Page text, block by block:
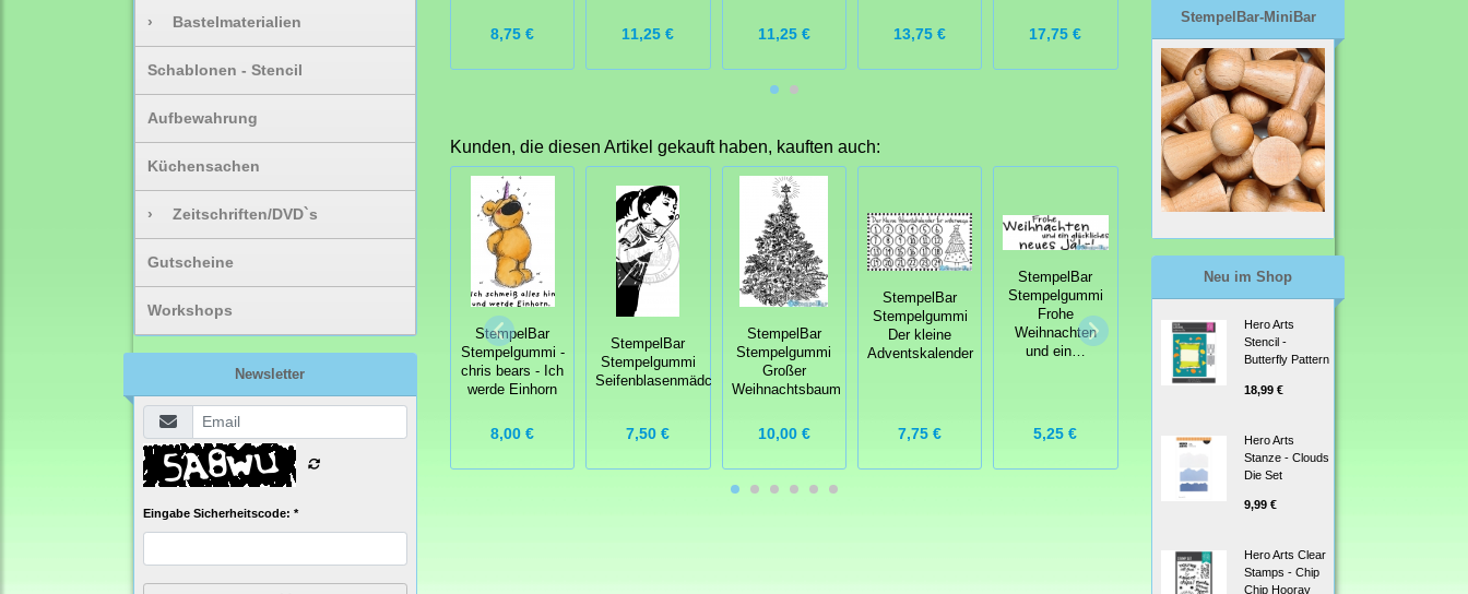
› Bastelmaterialien
Schablonen - Stencil
Aufbewahrung
Küchensachen
› Zeitschriften/DVD`s
Gutscheine
Workshops
Newsletter
Eingabe Sicherheitscode: *
8,75 € 11,25 € 11,25 € 13,75 € 17,75 € 5,75 € 14,75 €
Kunden, die diesen Artikel gekauft haben, kauften auch:
StempelBar
Stempelgummi -
chris bears - Ich
werde Einhorn
8,00 €
StempelBar
Stempelgummi
Seifenblasenmädchen
7,50 €
StempelBar
Stempelgummi
Großer
Weihnachtsbaum
10,00 €
StempelBar
Stempelgummi
Der kleine
Adventskalender
7,75 €
StempelBar
Stempelgummi
Frohe
Weihnachten
und ein…
5,25 €
StempelBar
Stempelgummi
Wer was vom
Leben haben will
5,75 €
Flüssigkleber -
Mono Multi
StempelBar-MiniBar
Neu im Shop
Hero Arts
Stencil -
Butterfly Pattern
18,99 €
Hero Arts
Stanze - Clouds
Die Set
9,99 €
Hero Arts Clear
Stamps - Chip
Chip Hooray